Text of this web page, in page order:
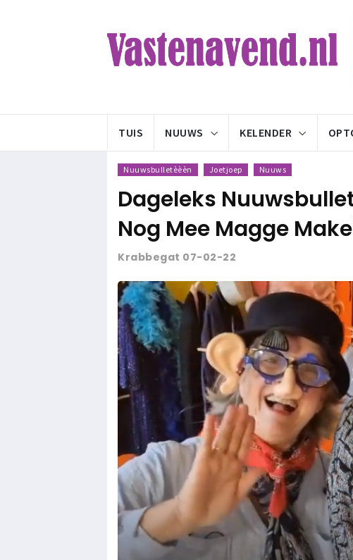
TUIS NUUWS KELENDER
Nuuwsbulletèèèn Joetjoep Nuuws
Dageleks
Nog Mee Magge
Krabbegat 07-02-22